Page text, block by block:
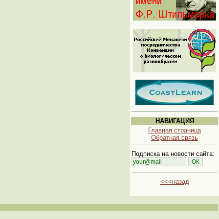
НАВИГАЦИЯ
Главная страница
Обратная связь
Подписка на новости сайта:
<<<назад